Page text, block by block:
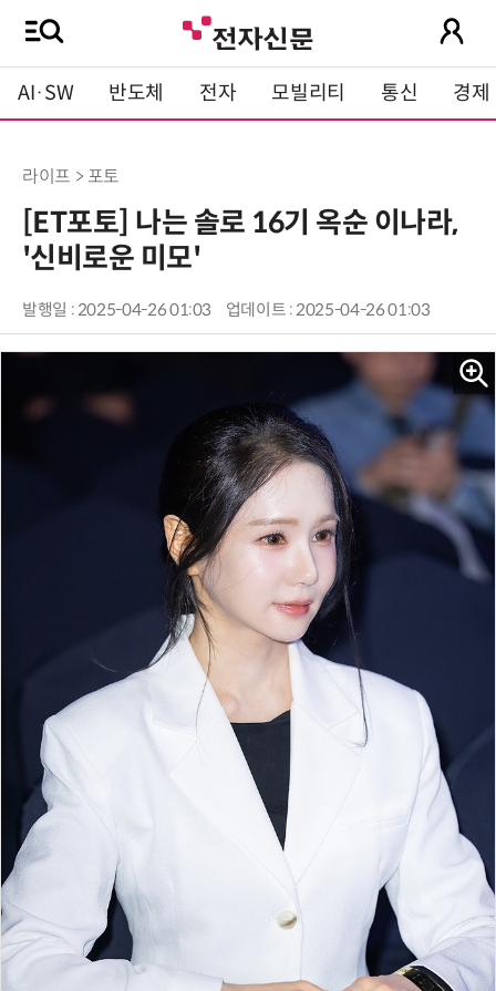
AI·SW 반도체 전자 모빌리티 통신 경제
라이프 > 포토
[ET포토] 나는 솔로 16기 옥순 이나라,
'신비로운 미모'
발행일 : 2025-04-26 01:03 업데이트 : 2025-04-26 01:03